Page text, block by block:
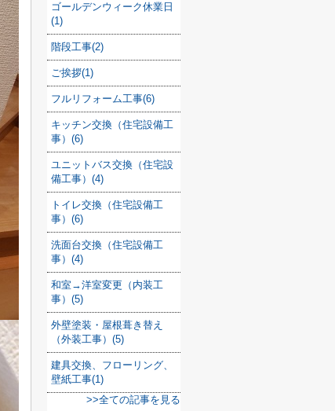
ゴールデンウィーク休業日
(1)
階段工事(2)
ご挨拶(1)
フルリフォーム工事(6)
キッチン交換（住宅設備工
事）(6)
ユニットバス交換（住宅設
備工事）(4)
トイレ交換（住宅設備工
事）(6)
洗面台交換（住宅設備工
事）(4)
和室→洋室変更（内装工
事）(5)
外壁塗装・屋根葺き替え
（外装工事）(5)
建具交換、フローリング、
壁紙工事(1)
>>全ての記事を見る